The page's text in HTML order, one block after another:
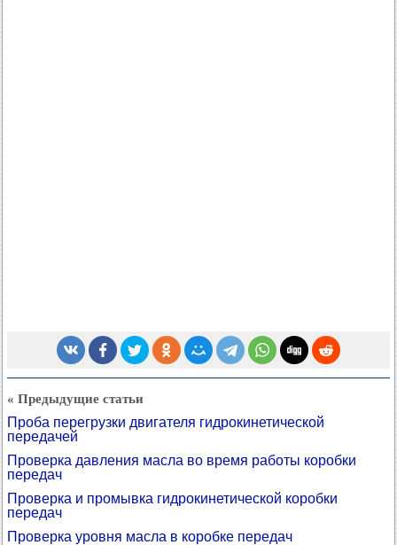
« Предыдущие статьи
Проба перегрузки двигателя гидрокинетической
передачей
Проверка давления масла во время работы коробки
передач
Проверка и промывка гидрокинетической коробки
передач
Проверка уровня масла в коробке передач